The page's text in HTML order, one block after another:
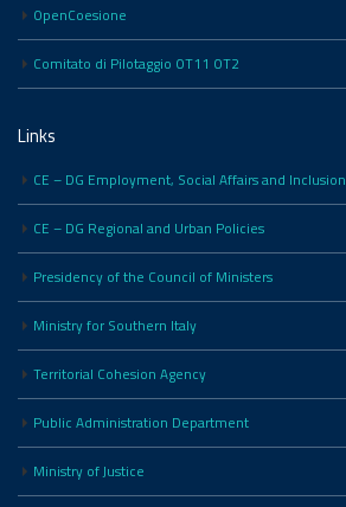
OpenCoesione
Comitato di Pilotaggio OT11 OT2
Links
CE – DG Employment, Social Affairs and Inclusion
CE – DG Regional and Urban Policies
Presidency of the Council of Ministers
Ministry for Southern Italy
Territorial Cohesion Agency
Public Administration Department
Ministry of Justice